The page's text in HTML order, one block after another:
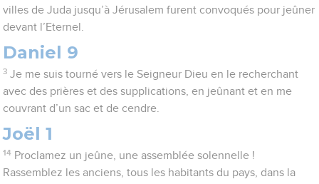
villes de Juda jusqu’à Jérusalem furent convoqués pour jeûner
devant l’Eternel.
Daniel 9
3 Je me suis tourné vers le Seigneur Dieu en le recherchant
avec des prières et des supplications, en jeûnant et en me
couvrant d’un sac et de cendre.
Joël 1
14 Proclamez un jeûne, une assemblée solennelle !
Rassemblez les anciens, tous les habitants du pays, dans la